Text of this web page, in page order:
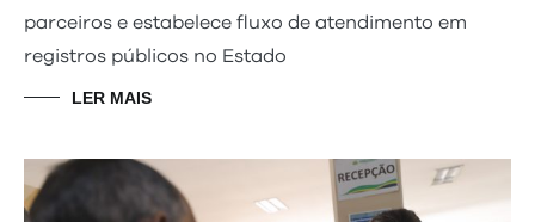
parceiros e estabelece fluxo de atendimento em
registros públicos no Estado
LER MAIS